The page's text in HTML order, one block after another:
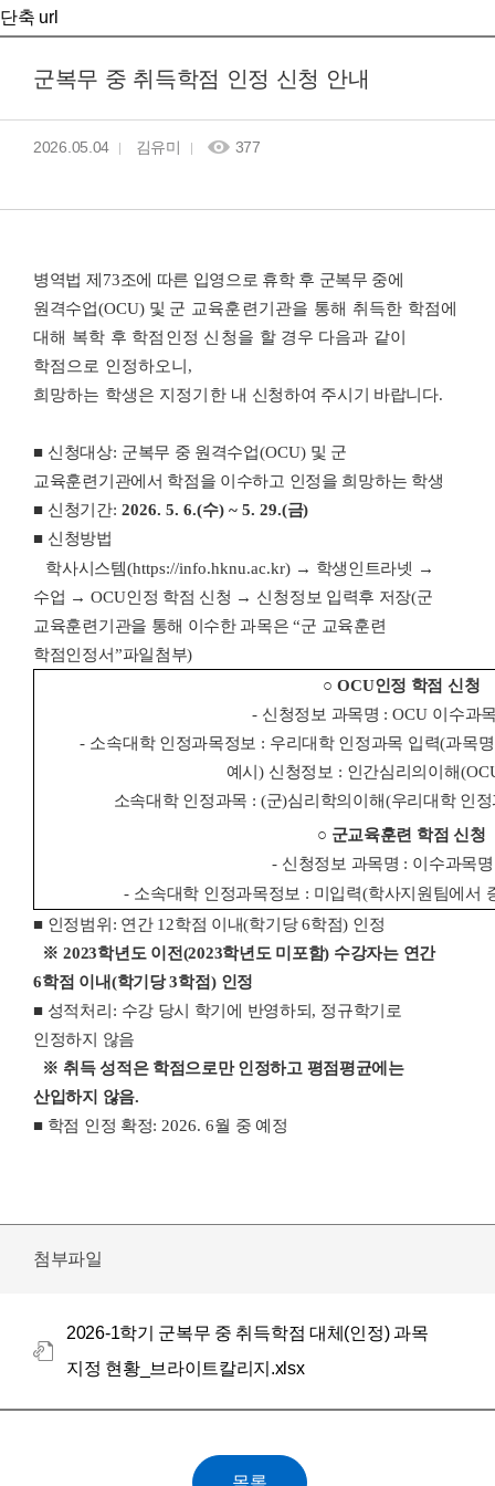
단축 url
군복무 중 취득학점 인정 신청 안내
2026.05.04 김유미 377
병역법 제 73조에 따른 입영으로 휴학 후 군복무 중에
원격수업(OCU) 및 군 교육훈련기관을 통해 취득한 학점에
대해 복학 후 학점인정 신청을 할 경우 다음과 같이
학점으로 인정하오니 ,
희망하는 학생은 지정기한 내 신청하여 주시기 바랍니다.
■ 신청대상: 군복무 중 원격수업(OCU) 및 군
교육훈련기관에서 학점을 이수하고 인정을 희망하는 학생
■ 신청기간: 2026. 5. 6.(수) ~ 5. 29.(금)
■ 신청방법
학사시스템(https://info.hknu.ac.kr) → 학생인트라넷 →
수업 →OCU인정 학점 신청 → 신청정보 입력후 저장(군
교육훈련기관을 통해 이수한 과목은“군 교육훈련
학점인정서”파일첨부)
○ OCU인정 학점 신청
- 신청정보 과목명 : OCU 이수과
- 소속대학 인정과목정보 : 우리대학 인정과목 입력(과목
예시) 신청정보 : 인간심리의이해
소속대학 인정과목 : (군)심리학의이해(우리대학 인
○ 군교육훈련 학점 신청
- 신청정보 과목명 : 이수과목
- 소속대학 인정과목정보 : 미입력(학사지원팀에서
■ 인정범위 : 연간 12학점 이내(학기당6학점) 인정
※ 2023학년도 이전(2023학년도 미포함) 수강자는 연간
6학점 이내(학기당3학점) 인정
■ 성적처리 : 수강 당시 학기에 반영하되 , 정규학기로
인정하지 않음
※ 취득 성적은 학점으로만 인정하고 평점평균에는
산입하지 않음.
■ 학점 인정 확정: 2026. 6월 중 예정
첨부파일
2026-1학기 군복무 중 취득학점 대체(인정) 과목
지정 현황_브라이트칼리지.xlsx